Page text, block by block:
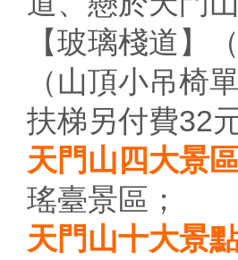
【玻璃棧道】
（山頂小吊椅
扶梯另付費32元
天門山四大景區
瑤臺景區；
天門山十大景點